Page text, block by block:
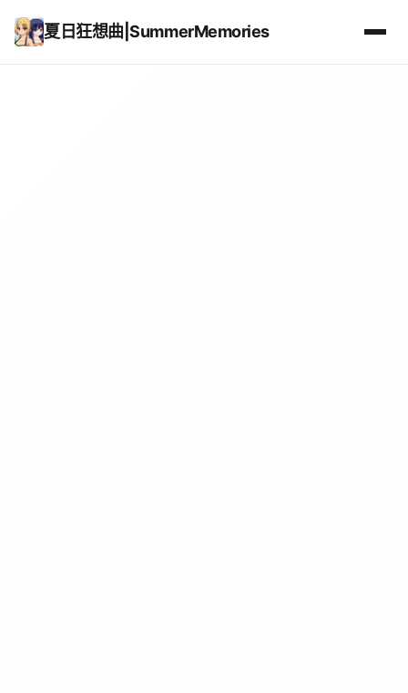
夏日狂想曲|SummerMemories